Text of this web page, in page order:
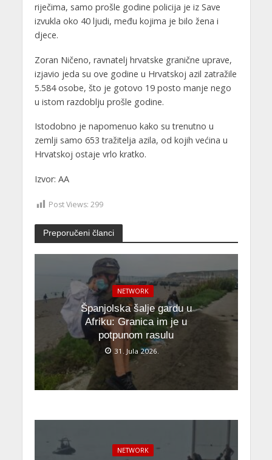
riječima, samo prošle godine policija je iz Save
izvukla oko 40 ljudi, među kojima je bilo žena i
djece.
Zoran Ničeno, ravnatelj hrvatske granične uprave,
izjavio jeda su ove godine u Hrvatskoj azil zatražile
5.584 osobe, što je gotovo 19 posto manje nego
u istom razdoblju prošle godine.
Istodobno je napomenuo kako su trenutno u
zemlji samo 653 tražitelja azila, od kojih većina u
Hrvatskoj ostaje vrlo kratko.
Izvor: AA
Post Views: 299
Preporučeni članci
NETWORK
Španjolska šalje gardu u
Afriku: Granica im je u
potpunom rasulu
31. Jula 2026.
NETWORK